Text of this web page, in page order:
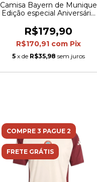
Camisa Bayern de Munique
Edição especial Aniversário
Adidas Masculina - Vinho
com detalhes em dourado
R$179,90
R$170,91 com Pix
5 x de R$35,98 sem juros
COMPRE 3 PAGUE 2
FRETE GRÁTIS